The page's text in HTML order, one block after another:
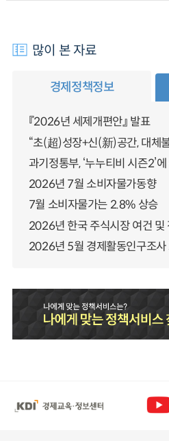
많이 본 자료
경제정책정보
『2026년 세제개편안』 발표
“초(超)성장+신(新)공간, 대체
과기정통부, ‘누누티비 시즌2’
2026년 7월 소비자물가동향
7월 소비자물가는 2.8% 상승
2026년 한국 주식시장 여건 및
2026년 5월 경제활동인구조사